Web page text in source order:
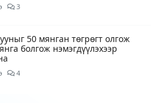
3
50 мянган төгрөгт олгож
болгож нэмэгдүүлэхээр
4